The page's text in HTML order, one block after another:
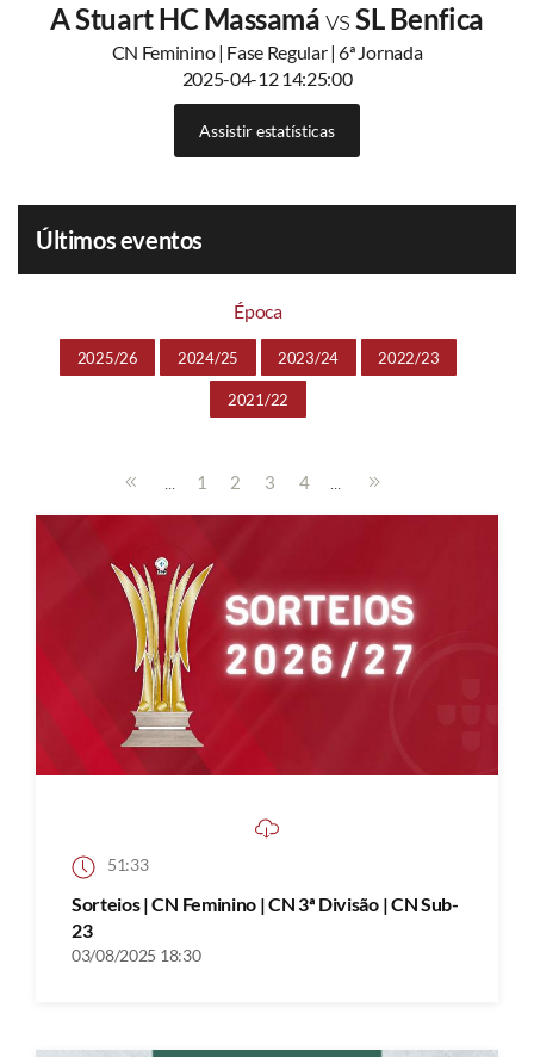
A Stuart HC MassamávsSL Benfica
CN Feminino | Fase Regular | 6ª Jornada
2025-04-12 14:25:00
Assistir estatísticas
Últimos eventos
Época
2025/26 2024/25 2023/24 2022/23
2021/22
... 1 2 3 4 ...
51:33
Sorteios | CN Feminino | CN 3ª Divisão | CN Sub-
23
03/08/2025 18:30